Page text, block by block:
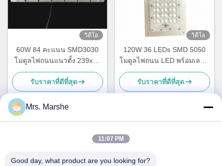
วิดีโอ
60W 84 คะแนน SMD3030
โมดูลไฟถนนแนวตั้ง 239x45
มม
รับราคาที่ดีที่สุด
วิดีโอ
120W 36 LEDs SMD 5050
โมดูลไฟถนน LED พร้อมเลนส์
มุมลำแสง Type III-M และ
บอร์ด PCB
รับราคาที่ดีที่สุด
ที่อยู่
Mrs. Marshe
11:07 PM
Good day, what product are you looking for?